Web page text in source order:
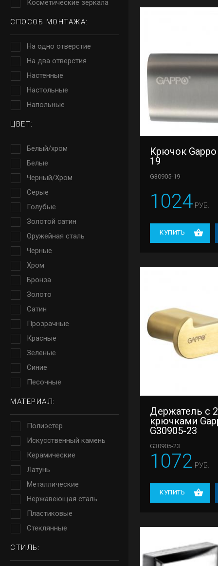
Косметические зеркала
СПОСОБ МОНТАЖА:
На одно отверстие
На два отверстия
Настенные
Настольные
Напольные
ЦВЕТ:
Белый/хром
Белые
Черный/Хром
Серые
Голубые
Золотой сатин
Оружейная сталь
Черные
Хром
Бронза
Золото
Сатин
Прозрачные
Красные
Зеленые
Синие
Песочные
МАТЕРИАЛ:
Полиэстер
Искусственный камень
Керамические
Латунь
Металлические
Нержавеющая сталь
Пластиковые
Стеклянные
СТИЛЬ:
Крючок Gappo
19
G30905-19
1024 РУБ.
КУПИТЬ
Держатель с
крючками
G30905-23
G30905-23
1072 РУБ.
КУПИТЬ